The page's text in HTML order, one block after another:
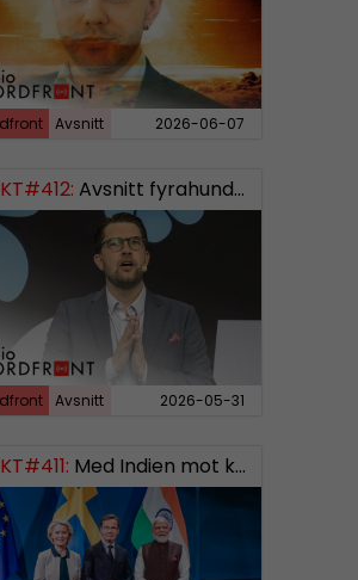
Avsnitt 2026-06-07
Avsnitt fyrahundratolv SWISH: 0700738064
Avsnitt 2026-05-31
Med Indien mot kosmos SWISH: 0700738064